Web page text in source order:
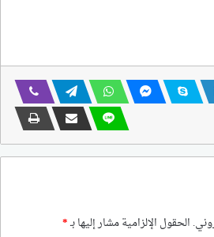
الحقول الإلزامية مشار إليها بـ*